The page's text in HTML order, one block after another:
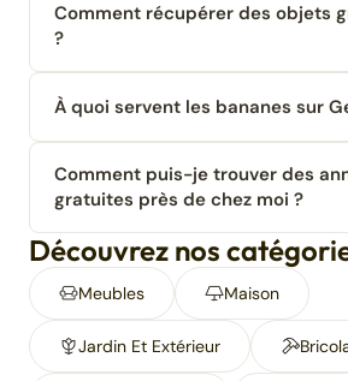
Comment récupérer des objets
?
À quoi servent les bananes sur
Comment puis-je trouver des
gratuites près de chez moi ?
Découvrez nos
Meubles Maison
Jardin Et Extérieur